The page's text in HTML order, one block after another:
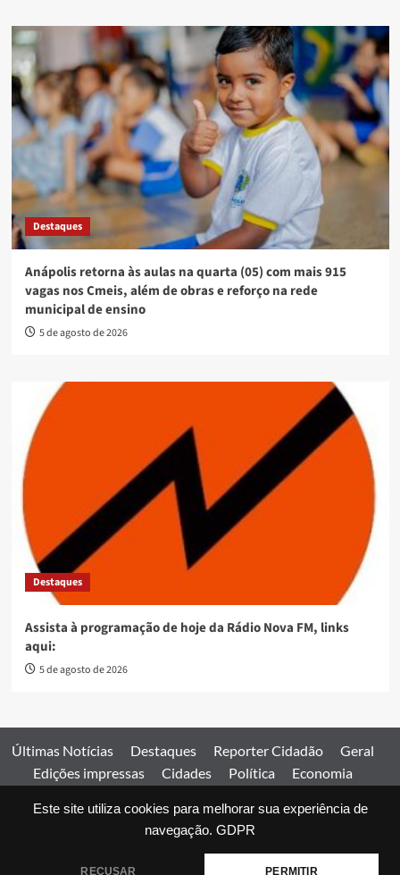
Este site utiliza cookies para melhorar sua experiência de
navegação. GDPR
RECUSAR PERMITIR
Destaques
Anápolis retorna às aulas na quarta (05) com mais 915
vagas nos Cmeis, além de obras e reforço na rede
municipal de ensino
5 de agosto de 2026
Destaques
Assista à programação de hoje da Rádio Nova FM, links
aqui:
5 de agosto de 2026
Últimas Notícias Destaques Reporter Cidadão
Geral
Edições impressas
Cidades Política
Economia
Comercial
Edições impressas Expediente Home
© 2026 Jornal Estado de Goiás. Todos os direitos reservados.